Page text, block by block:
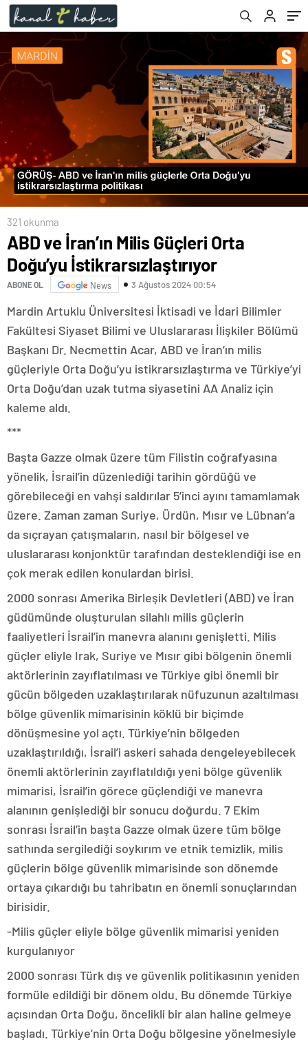
321 okunma
ABD ve İran’ın Milis Güçleri Orta
Doğu’yu İstikrarsızlaştırıyor
ABONE OL News 3 Ağustos 2024 00:54
Mardin Artuklu Üniversitesi İktisadi ve İdari Bilimler
Fakültesi Siyaset Bilimi ve Uluslararası İlişkiler Bölümü
Başkanı Dr. Necmettin Acar, ABD ve İran’ın milis
güçleriyle Orta Doğu’yu istikrarsızlaştırma ve Türkiye’yi
Orta Doğu’dan uzak tutma siyasetini AA Analiz için
kaleme aldı.
***
Başta Gazze olmak üzere tüm Filistin coğrafyasına
yönelik, İsrail’in düzenlediği tarihin gördüğü ve
görebileceği en vahşi saldırılar 5’inci ayını tamamlamak
üzere. Zaman zaman Suriye, Ürdün, Mısır ve Lübnan’a
da sıçrayan çatışmaların, nasıl bir bölgesel ve
uluslararası konjonktür tarafından desteklendiği ise en
çok merak edilen konulardan birisi.
2000 sonrası Amerika Birleşik Devletleri (ABD) ve İran
güdümünde oluşturulan silahlı milis güçlerin
faaliyetleri İsrail’in manevra alanını genişletti. Milis
güçler eliyle Irak, Suriye ve Mısır gibi bölgenin önemli
aktörlerinin zayıflatılması ve Türkiye gibi önemli bir
gücün bölgeden uzaklaştırılarak nüfuzunun azaltılması
bölge güvenlik mimarisinin köklü bir biçimde
dönüşmesine yol açtı. Türkiye’nin bölgeden
uzaklaştırıldığı, İsrail’i askeri sahada dengeleyebilecek
önemli aktörlerinin zayıflatıldığı yeni bölge güvenlik
mimarisi, İsrail’in görece güçlendiği ve manevra
alanının genişlediği bir sonucu doğurdu. 7 Ekim
sonrası İsrail’in başta Gazze olmak üzere tüm bölge
sathında sergilediği soykırım ve etnik temizlik, milis
güçlerin bölge güvenlik mimarisinde son dönemde
ortaya çıkardığı bu tahribatın en önemli sonuçlarından
birisidir.
-Milis güçler eliyle bölge güvenlik mimarisi yeniden
kurgulanıyor
2000 sonrası Türk dış ve güvenlik politikasının yeniden
formüle edildiği bir dönem oldu. Bu dönemde Türkiye
açısından Orta Doğu, öncelikli bir alan haline gelmeye
başladı. Türkiye’nin Orta Doğu bölgesine yönelmesiyle